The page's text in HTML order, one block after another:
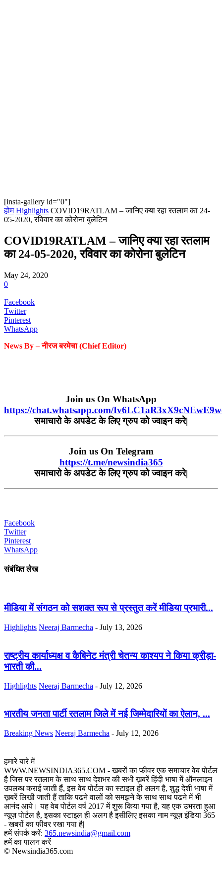
[insta-gallery id="0"]
होम Highlights COVID19RATLAM – जानिए क्या रहा रतलाम का 24-
05-2020, रविवार का कोरोना बुलेटिन
COVID19RATLAM – जानिए क्या रहा रतलाम
का 24-05-2020, रविवार का कोरोना बुलेटिन
May 24, 2020
0
Facebook
Twitter
Pinterest
WhatsApp
News By –नीरज बरमेचा(Chief Editor)
Join us On WhatsApp
https://chat.whatsapp.com/
समाचारो के अपडेट के लिए ग्रुप को ज्वाइन करे|
Join us On Telegram
https://t.me/newsindia365
समाचारोकेअपडेटकेलिएग्रुपकोज्वाइनकरे|
Facebook
Twitter
Pinterest
WhatsApp
संबंधित लेख
मीडिया में संगठन को सशक्त रूप से प्रस्तुत करें मीडिया प्रभारी...
Highlights Neeraj Barmecha - July 13, 2026
राष्ट्रीय कार्याध्यक्ष व कैबिनेट मंत्री चेतन्य काश्यप ने किया क्रीड़ा-
भारती की...
Highlights Neeraj Barmecha - July 12, 2026
भारतीय जनता पार्टी रतलाम जिले में नई जिम्मेदारियों का ऐलान, ...
Breaking News Neeraj Barmecha - July 12, 2026
हमारे बारे में
WWW.NEWSINDIA365.COM - खबरों का फीवर एक समाचार वेब पोर्टल
है जिस पर रतलाम के साथ साथ देशभर की सभी ख़बरें हिंदी भाषा में ऑनलाइन
उपलब्ध कराई जाती हैं, इस वेब पोर्टल का स्टाइल ही अलग है, शुद्ध देशी भाषा में
ख़बरें लिखी जाती हैं ताकि पढने वालों को समझने के साथ साथ पढने में भी
आनंद आये। यह वेब पोर्टल वर्ष 2017 में शुरू किया गया है, यह एक उभरता हुआ
न्यूज़ पोर्टल है, इसका स्टाइल ही अलग है इसीलिए इसका नाम न्यूज़ इंडिया 365
- खबरों का फीवर रखा गया है|
हमें संपर्क करें: 365.newsindia@gmail.com
हमें का पालन करें
© Newsindia365.com